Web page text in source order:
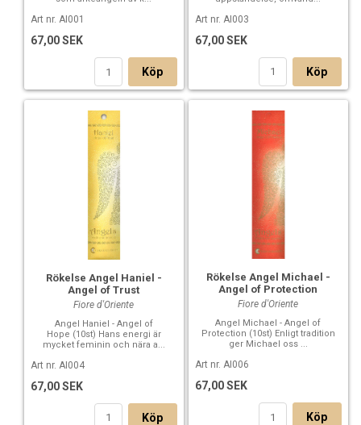
Art nr. AI001
67,00 SEK
Köp
Art nr. AI003
67,00 SEK
Köp
Rökelse Angel Haniel -
Angel of Trust
Fiore d'Oriente
Angel Haniel - Angel of
Hope (10st) Hans energi är
mycket feminin och nära a...
Art nr. AI004
67,00 SEK
Köp
Rökelse Angel Michael -
Angel of Protection
Fiore d'Oriente
Angel Michael - Angel of
Protection (10st) Enligt tradition
ger Michael oss ...
Art nr. AI006
67,00 SEK
Köp